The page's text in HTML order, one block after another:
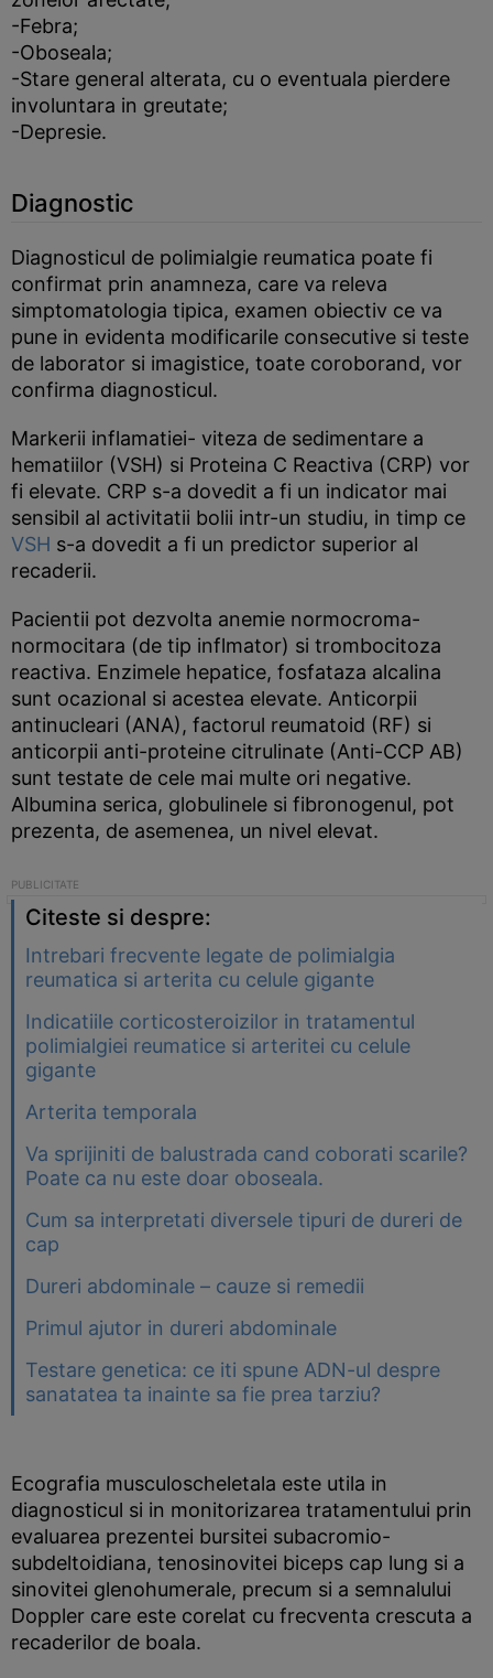
-Febra;
-Oboseala;
-Stare general alterata, cu o eventuala pierdere
involuntara in greutate;
-Depresie.
Diagnostic
Diagnosticul de polimialgie reumatica poate fi
confirmat prin anamneza, care va releva
simptomatologia tipica, examen obiectiv ce va
pune in evidenta modificarile consecutive si teste
de laborator si imagistice, toate coroborand, vor
confirma diagnosticul.
Markerii inflamatiei- viteza de sedimentare a
hematiilor (VSH) si Proteina C Reactiva (CRP) vor
fi elevate. CRP s-a dovedit a fi un indicator mai
sensibil al activitatii bolii intr-un studiu, in timp ce
VSH s-a dovedit a fi un predictor superior al
recaderii.
Pacientii pot dezvolta anemie normocroma-
normocitara (de tip inflmator) si trombocitoza
reactiva. Enzimele hepatice, fosfataza alcalina
sunt ocazional si acestea elevate. Anticorpii
antinucleari (ANA), factorul reumatoid (RF) si
anticorpii anti-proteine citrulinate (Anti-CCP AB)
sunt testate de cele mai multe ori negative.
Albumina serica, globulinele si fibronogenul, pot
prezenta, de asemenea, un nivel elevat.
Citeste si despre:
Intrebari frecvente legate de polimialgia
reumatica si arterita cu celule gigante
Indicatiile corticosteroizilor in tratamentul
polimialgiei reumatice si arteritei cu celule
gigante
Arterita temporala
Va sprijiniti de balustrada cand coborati scarile?
Poate ca nu este doar oboseala.
Cum sa interpretati diversele tipuri de dureri de
cap
Dureri abdominale – cauze si remedii
Primul ajutor in dureri abdominale
Testare genetica: ce iti spune ADN-ul despre
sanatatea ta inainte sa fie prea tarziu?
Ecografia musculoscheletala este utila in
diagnosticul si in monitorizarea tratamentului prin
evaluarea prezentei bursitei subacromio-
subdeltoidiana, tenosinovitei biceps cap lung si a
sinovitei glenohumerale, precum si a semnalului
Doppler care este corelat cu frecventa crescuta a
recaderilor de boala.